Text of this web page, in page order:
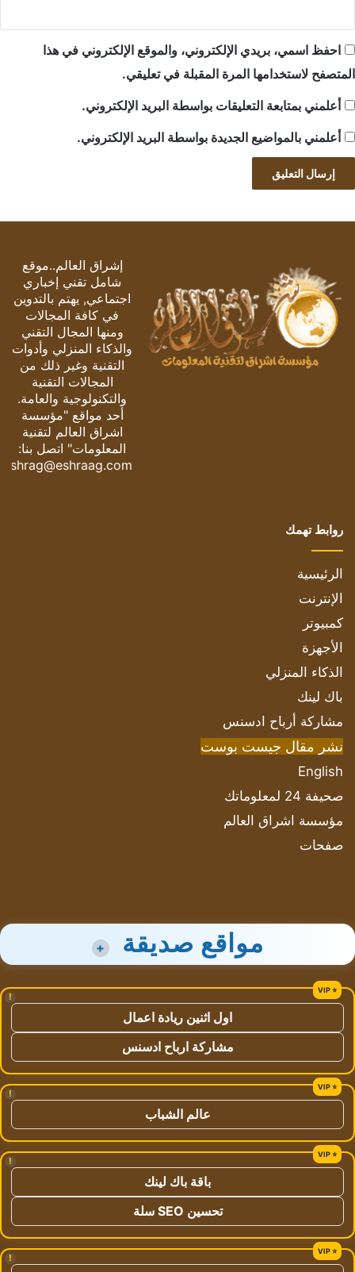
احفظ اسمي، بريدي الإلكتروني، والموقع الإلكتروني في هذا
المتصفح لاستخدامها المرة المقبلة في تعليقي.
أعلمني بمتابعة التعليقات بواسطة البريد الإلكتروني.
أعلمني بالمواضيع الجديدة بواسطة البريد الإلكتروني.
إشراق العالم..موقع
شامل تقني إخباري
اجتماعي, يهتم بالتدوين
في كافة المجالات
ومنها المجال التقني
والذكاء المنزلي وأدوات
التقنية وغير ذلك من
المجالات التقنية
والتكنولوجية والعامة.
أحد مواقع "مؤسسة
اشراق العالم لتقنية
المعلومات" اتصل بنا:
eshrag@eshraag.com
روابط تهمك
الرئيسية
الإنترنت
كمبيوتر
الأجهزة
الذكاء المنزلي
باك لينك
مشاركة أرباح ادسنس
نشر مقال جيست بوست
English
صحيفة 24 لمعلوماتك
مؤسسة اشراق العالم
صفحات
مواقع صديقة +
!
اول اثنين ريادة اعمال
مشاركة ارباح ادسنس
!
عالم الشباب
!
باقة باك لينك
تحسين SEO سلة
!